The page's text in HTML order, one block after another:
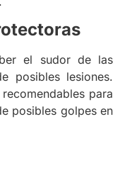
el sudor de las
posibles lesiones.
para
posibles golpes en